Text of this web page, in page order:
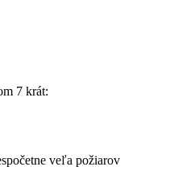
7 krát:
veľa požiarov